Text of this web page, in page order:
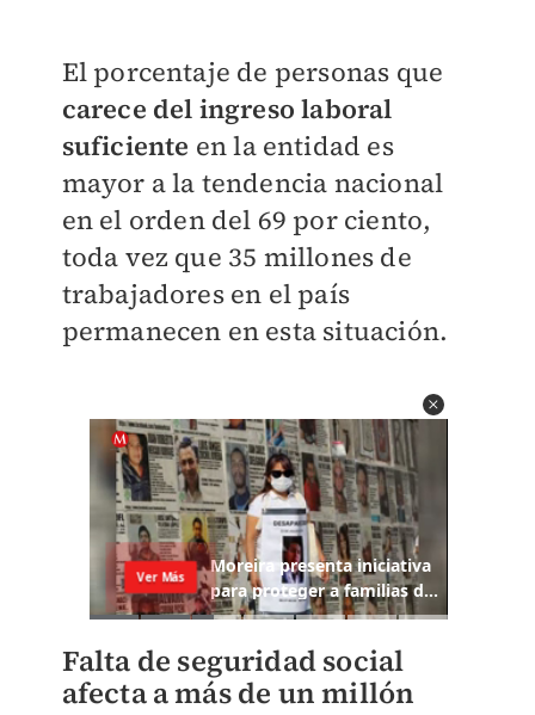
El porcentaje de personas que
carece del ingreso laboral
suficiente en la entidad es
mayor a la tendencia nacional
en el orden del 69 por ciento,
toda vez que 35 millones de
trabajadores en el país
permanecen en esta situación.
Falta de seguridad social
afecta a más de un millón